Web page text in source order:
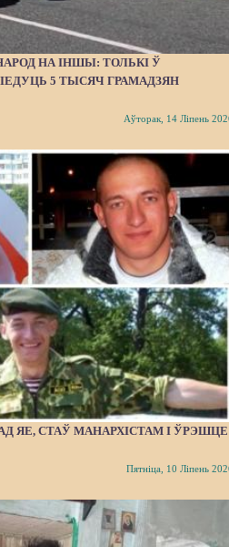
НА ІНШЫ: ТОЛЬКІ Ў
5 ТЫСЯЧ ГРАМАДЗЯН
Аўторак, 14 Ліпень
ЯЕ, СТАЎ МАНАРХІСТАМ І ЎРЭШЦЕ
Пятніца, 10 Ліпень